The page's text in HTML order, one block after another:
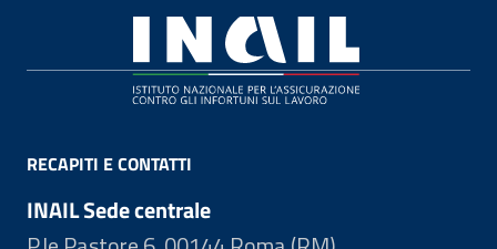
RECAPITI E CONTATTI
INAIL Sede centrale